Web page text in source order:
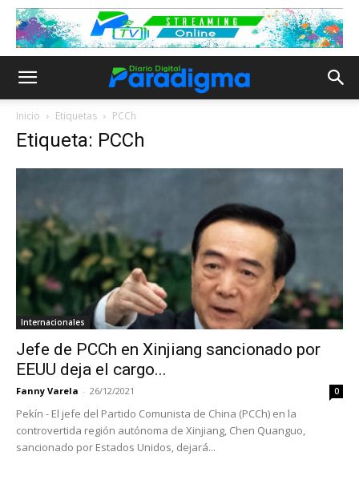
Inicio Etiquetas PCCh
Etiqueta: PCCh
Internacionales
Jefe de PCCh en Xinjiang sancionado por
EEUU deja el cargo...
Fanny Varela - 26/12/2021 0
Pekín - El jefe del Partido Comunista de China (PCCh) en la
controvertida región autónoma de Xinjiang, Chen Quanguo,
sancionado por Estados Unidos, dejará...